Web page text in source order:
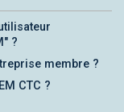
?
membre ?
CTC ?